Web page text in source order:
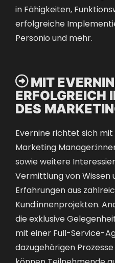
in Fähigkeiten,
erfolgreiche
Personio und mehr.
 MIT
ERFOLGREICH
DES
Evernine richtet sich
Marketing
sowie weitere
Vermittlung von Wissen
Erfahrungen aus
Kund:innenprojekten.
die exklusive
mit einer Full-Service-
dazugehörigen
können Teilnehmende